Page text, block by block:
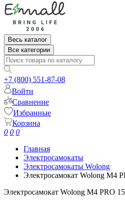
Весь каталог
Все категории
+7 (800) 551-87-08
Войти
Сравнение
Избранные
Корзина
0 0 0
Главная
Электросамокаты
Электросамокаты Wolong
Электросамокат Wolong M4
Электросамокат Wolong M4 PRO